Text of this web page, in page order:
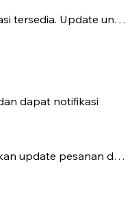
Update untuk fitur terbaru.
dapat notifikasi
pesanan dan chat dokter.